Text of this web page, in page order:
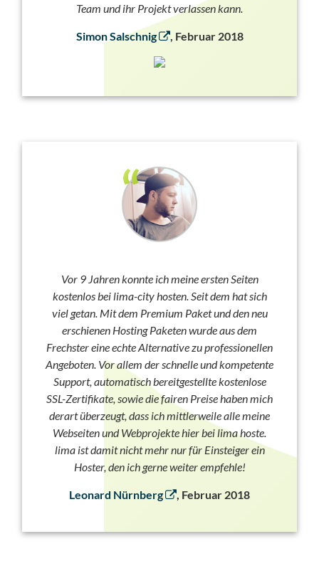
Team und ihr Projekt verlassen kann.
Simon Salschnig , Februar 2018
Vor 9 Jahren konnte ich meine ersten Seiten
kostenlos bei lima-city hosten. Seit dem hat sich
viel getan. Mit dem Premium Paket und den neu
erschienen Hosting Paketen wurde aus dem
Frechster eine echte Alternative zu professionellen
Angeboten. Vor allem der schnelle und kompetente
Support, automatisch bereitgestellte kostenlose
SSL-Zertifikate, sowie die fairen Preise haben mich
derart überzeugt, dass ich mittlerweile alle meine
Webseiten und Webprojekte hier bei lima hoste.
lima ist damit nicht mehr nur für Einsteiger ein
Hoster, den ich gerne weiter empfehle!
Leonard Nürnberg , Februar 2018